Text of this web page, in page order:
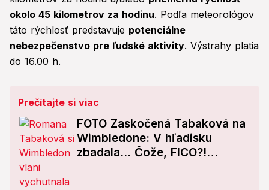
okolo 45 kilometrov za hodinu. Podľa meteorológov
táto rýchlosť predstavuje potenciálne
nebezpečenstvo pre ľudské aktivity. Výstrahy platia
do 16.00 h.
Prečítajte si viac
FOTO Zaskočená Tabaková na
Wimbledone: V hľadisku
zbadala... Čože, FICO?!